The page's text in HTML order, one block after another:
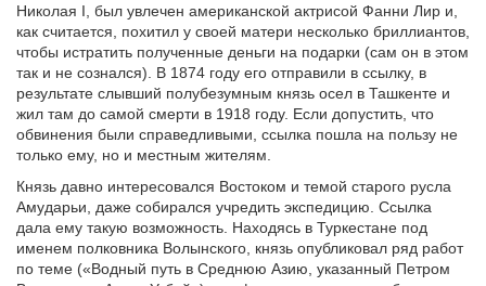
Николая I, был увлечен американской актрисой Фанни Лир и,
как считается, похитил у своей матери несколько бриллиантов,
чтобы истратить полученные деньги на подарки (сам он в этом
так и не сознался). В 1874 году его отправили в ссылку, в
результате слывший полубезумным князь осел в Ташкенте и
жил там до самой смерти в 1918 году. Если допустить, что
обвинения были справедливыми, ссылка пошла на пользу не
только ему, но и местным жителям.
Князь давно интересовался Востоком и темой старого русла
Амударьи, даже собирался учредить экспедицию. Ссылка
дала ему такую возможность. Находясь в Туркестане под
именем полковника Волынского, князь опубликовал ряд работ
по теме («Водный путь в Среднюю Азию, указанный Петром